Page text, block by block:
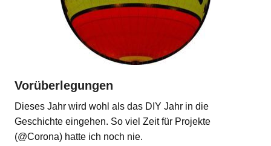
Vorüberlegungen
Dieses Jahr wird wohl als das DIY Jahr in die
Geschichte eingehen. So viel Zeit für Projekte
(@Corona) hatte ich noch nie.